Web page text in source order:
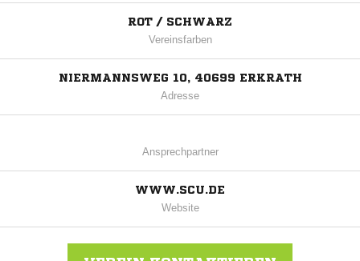
ROT / SCHWARZ
Vereinsfarben
NIERMANNSWEG 10, 40699 ERKRATH
Adresse
Ansprechpartner
WWW.SCU.DE
Website